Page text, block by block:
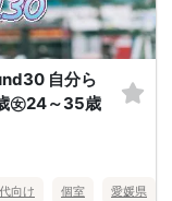
自分ら
㊛24～35歳
向け 個室 愛媛県